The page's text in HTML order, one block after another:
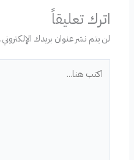
اترك تعليقاً
لن يتم نشر عنوان بريدك الإلكتروني.
هنا...